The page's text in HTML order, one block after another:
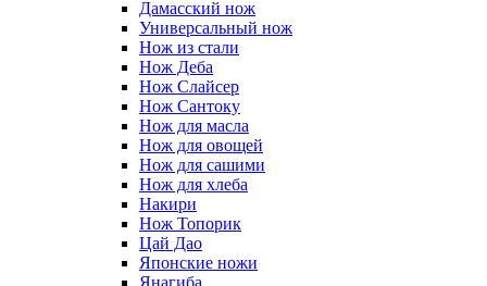
Дамасский нож
Универсальный нож
Нож из стали
Нож Деба
Нож Слайсер
Нож Сантоку
Нож для масла
Нож для овощей
Нож для сашими
Нож для хлеба
Накири
Нож Топорик
Цай Дао
Японские ножи
Янагиба